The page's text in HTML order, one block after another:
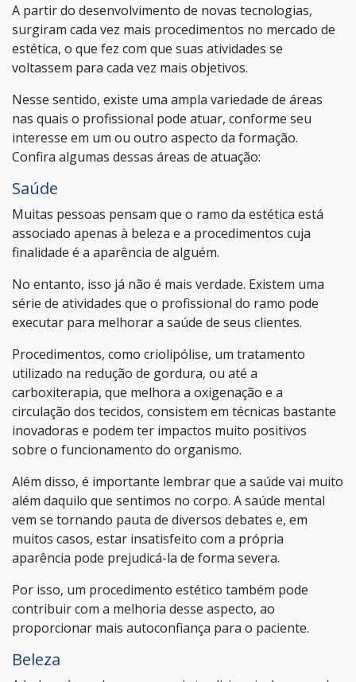
A partir do desenvolvimento de novas tecnologias,
surgiram cada vez mais procedimentos no mercado de
estética, o que fez com que suas atividades se
voltassem para cada vez mais objetivos.
Nesse sentido, existe uma ampla variedade de áreas
nas quais o profissional pode atuar, conforme seu
interesse em um ou outro aspecto da formação.
Confira algumas dessas áreas de atuação:
Saúde
Muitas pessoas pensam que o ramo da estética está
associado apenas à beleza e a procedimentos cuja
finalidade é a aparência de alguém.
No entanto, isso já não é mais verdade. Existem uma
série de atividades que o profissional do ramo pode
executar para melhorar a saúde de seus clientes.
Procedimentos, como criolipólise, um tratamento
utilizado na redução de gordura, ou até a
carboxiterapia, que melhora a oxigenação e a
circulação dos tecidos, consistem em técnicas bastante
inovadoras e podem ter impactos muito positivos
sobre o funcionamento do organismo.
Além disso, é importante lembrar que a saúde vai muito
além daquilo que sentimos no corpo. A saúde mental
vem se tornando pauta de diversos debates e, em
muitos casos, estar insatisfeito com a própria
aparência pode prejudicá-la de forma severa.
Por isso, um procedimento estético também pode
contribuir com a melhoria desse aspecto, ao
proporcionar mais autoconfiança para o paciente.
Beleza